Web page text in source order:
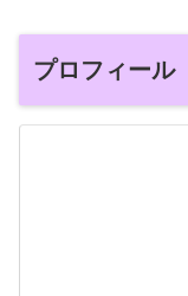
プロフィール